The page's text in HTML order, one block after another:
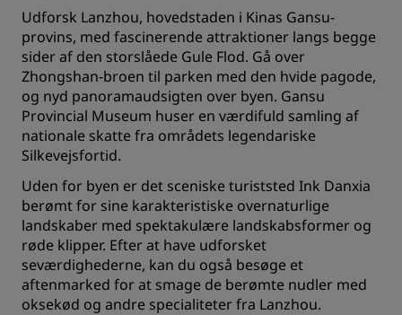
Udforsk Lanzhou, hovedstaden i Kinas Gansu-
provins, med fascinerende attraktioner langs begge
sider af den storslåede Gule Flod. Gå over
Zhongshan-broen til parken med den hvide pagode,
og nyd panoramaudsigten over byen. Gansu
Provincial Museum huser en værdifuld samling af
nationale skatte fra områdets legendariske
Silkevejsfortid.
Uden for byen er det sceniske turiststed Ink Danxia
berømt for sine karakteristiske overnaturlige
landskaber med spektakulære landskabsformer og
røde klipper. Efter at have udforsket
seværdighederne, kan du også besøge et
aftenmarked for at smage de berømte nudler med
oksekød og andre specialiteter fra Lanzhou.